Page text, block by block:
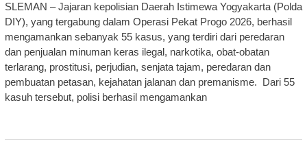
SLEMAN – Jajaran kepolisian Daerah Istimewa Yogyakarta (Polda
DIY), yang tergabung dalam Operasi Pekat Progo 2026, berhasil
mengamankan sebanyak 55 kasus, yang terdiri dari peredaran
dan penjualan minuman keras ilegal, narkotika, obat-obatan
terlarang, prostitusi, perjudian, senjata tajam, peredaran dan
pembuatan petasan, kejahatan jalanan dan premanisme. Dari 55
kasuh tersebut, polisi berhasil mengamankan